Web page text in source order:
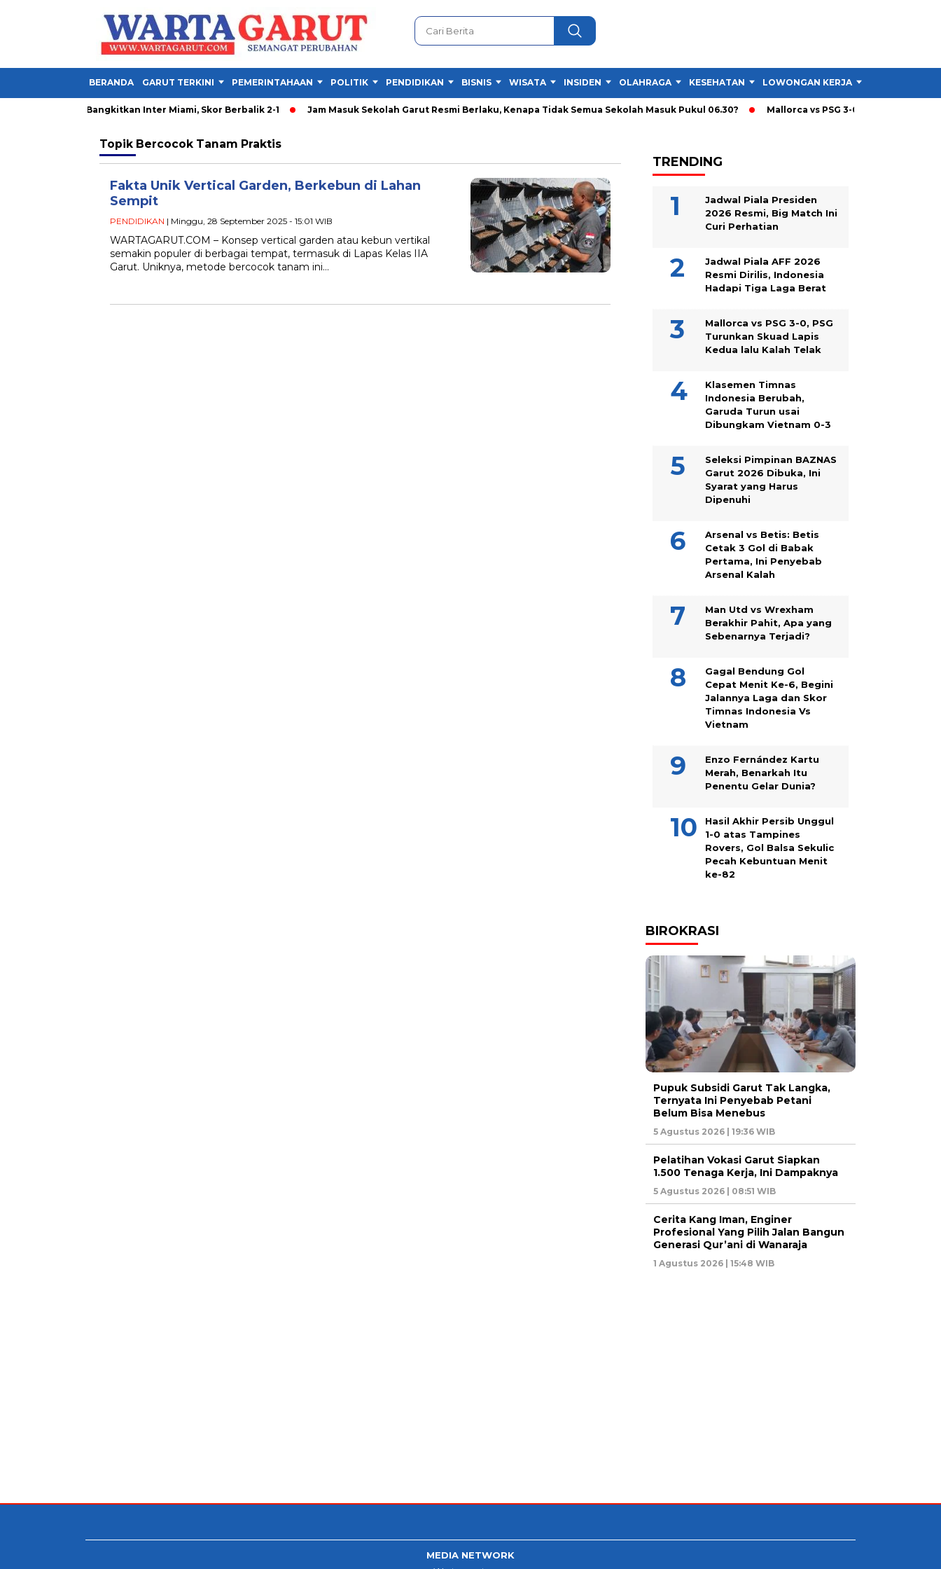
BERANDA GARUT TERKINI PEMERINTAHAAN POLITIK PENDIDIKAN BISNIS WISATA INSIDEN OLAHRAGA KESEHATAN LOWONGAN KERJA
Luis: Messi Bangkitkan Inter Miami, Skor Berbalik 2-1 Jam Masuk Sekolah Garut Resmi Berlaku, Kenapa Tidak Semua Sekolah Masuk Pukul 06.30? Mallorca vs PSG 3-0, PSG Turunkan
Topik Bercocok Tanam Praktis
Fakta Unik Vertical Garden, Berkebun di Lahan
Sempit
PENDIDIKAN | Minggu, 28 September 2025 - 15:01 WIB
WARTAGARUT.COM – Konsep vertical garden atau kebun vertikal
semakin populer di berbagai tempat, termasuk di Lapas Kelas IIA
Garut. Uniknya, metode bercocok tanam ini…
TRENDING
Jadwal Piala Presiden
2026 Resmi, Big Match Ini
Curi Perhatian
Jadwal Piala AFF 2026
Resmi Dirilis, Indonesia
Hadapi Tiga Laga Berat
Mallorca vs PSG 3-0, PSG
Turunkan Skuad Lapis
Kedua lalu Kalah Telak
Klasemen Timnas
Indonesia Berubah,
Garuda Turun usai
Dibungkam Vietnam 0-3
Seleksi Pimpinan BAZNAS
Garut 2026 Dibuka, Ini
Syarat yang Harus
Dipenuhi
Arsenal vs Betis: Betis
Cetak 3 Gol di Babak
Pertama, Ini Penyebab
Arsenal Kalah
Man Utd vs Wrexham
Berakhir Pahit, Apa yang
Sebenarnya Terjadi?
Gagal Bendung Gol
Cepat Menit Ke-6, Begini
Jalannya Laga dan Skor
Timnas Indonesia Vs
Vietnam
Enzo Fernández Kartu
Merah, Benarkah Itu
Penentu Gelar Dunia?
Hasil Akhir Persib Unggul
1-0 atas Tampines
Rovers, Gol Balsa Sekulic
Pecah Kebuntuan Menit
ke-82
BIROKRASI
Pupuk Subsidi Garut Tak Langka,
Ternyata Ini Penyebab Petani
Belum Bisa Menebus
5 Agustus 2026 | 19:36 WIB
Pelatihan Vokasi Garut Siapkan
1.500 Tenaga Kerja, Ini Dampaknya
5 Agustus 2026 | 08:51 WIB
Cerita Kang Iman, Enginer
Profesional Yang Pilih Jalan Bangun
Generasi Qur’ani di Wanaraja
1 Agustus 2026 | 15:48 WIB
MEDIA NETWORK